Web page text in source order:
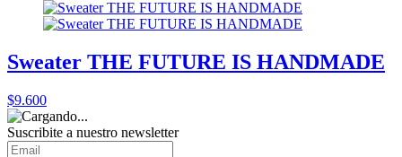
Sweater THE FUTURE IS HANDMADE
$9.600
Suscribite a nuestro newsletter